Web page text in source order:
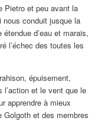
Pietro et peu avant la
conduit jusque la
d’eau et marais,
l’échec des toutes les
épuisement,
et le vent que le
apprendre à mieux
et des membres